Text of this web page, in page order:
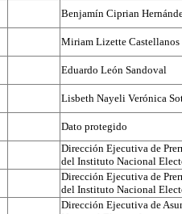
Benjamín Ciprian
Miriam Lizette Castellanos
Eduardo León Sandoval
Lisbeth Nayeli Verónica
Dato protegido
Dirección Ejecutiva de
del Instituto Nacional
Dirección Ejecutiva de
del Instituto Nacional
Dirección Ejecutiva de